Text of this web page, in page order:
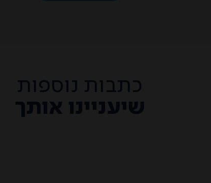
כתבות נוספות
שיעניינו אותך